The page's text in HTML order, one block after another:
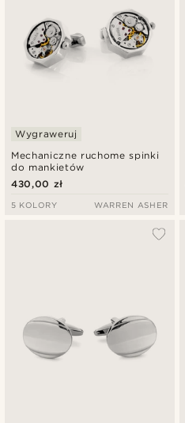
Mechaniczne ruchome spinki
do mankietów
Wygraweruj
430,00 zł
5 KOLORY WARREN ASHER